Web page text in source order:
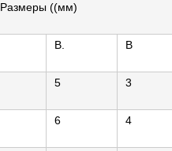
Размеры ((мм)
В. В
5 3
6 4